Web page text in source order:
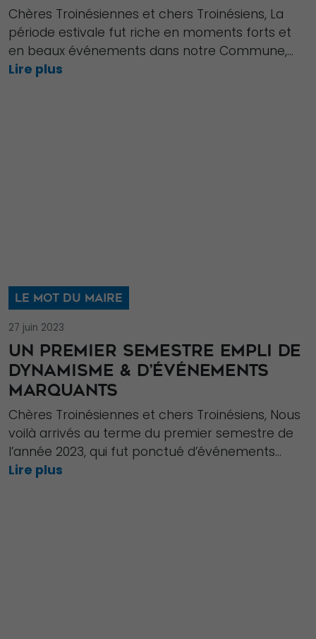
Chères Troinésiennes et chers Troinésiens, La
période estivale fut riche en moments forts et
en beaux événements dans notre Commune,...
Lire plus
LE MOT DU MAIRE
27 juin 2023
UN PREMIER SEMESTRE EMPLI DE
DYNAMISME & D’ÉVÉNEMENTS
MARQUANTS
Chères Troinésiennes et chers Troinésiens, Nous
voilà arrivés au terme du premier semestre de
l’année 2023, qui fut ponctué d’événements...
Lire plus